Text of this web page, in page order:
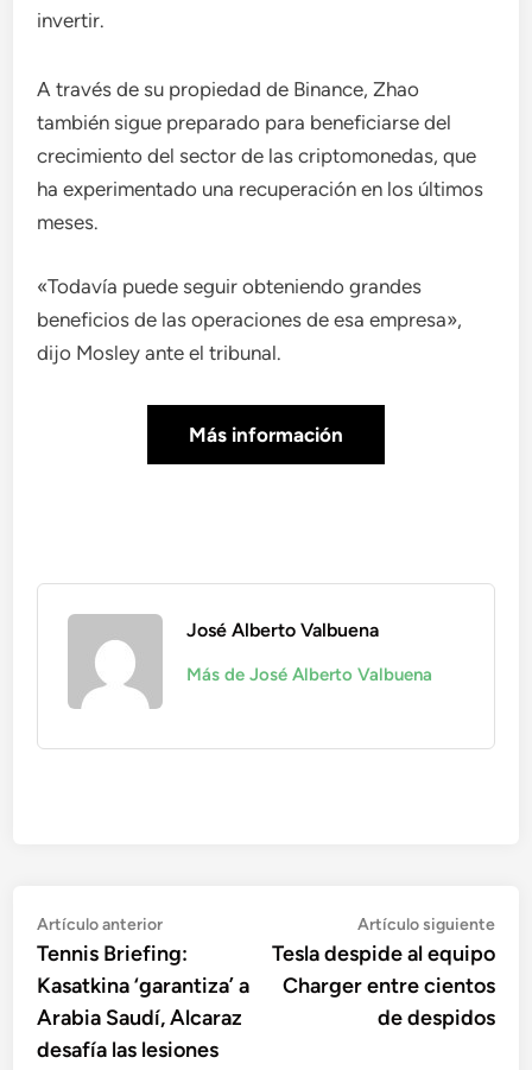
invertir.
A través de su propiedad de Binance, Zhao
también sigue preparado para beneficiarse del
crecimiento del sector de las criptomonedas, que
ha experimentado una recuperación en los últimos
meses.
«Todavía puede seguir obteniendo grandes
beneficios de las operaciones de esa empresa»,
dijo Mosley ante el tribunal.
Más información
José Alberto Valbuena
Más de José Alberto Valbuena
Navegación
de
entradas
Artículo anteriorArtículo
anterior:
Tennis Briefing:
Kasatkina ‘garantiza’ a
Arabia Saudí, Alcaraz
desafía las lesiones
Artículo siguiente
Tesla despide al equipo
Charger entre cientos
de despidos